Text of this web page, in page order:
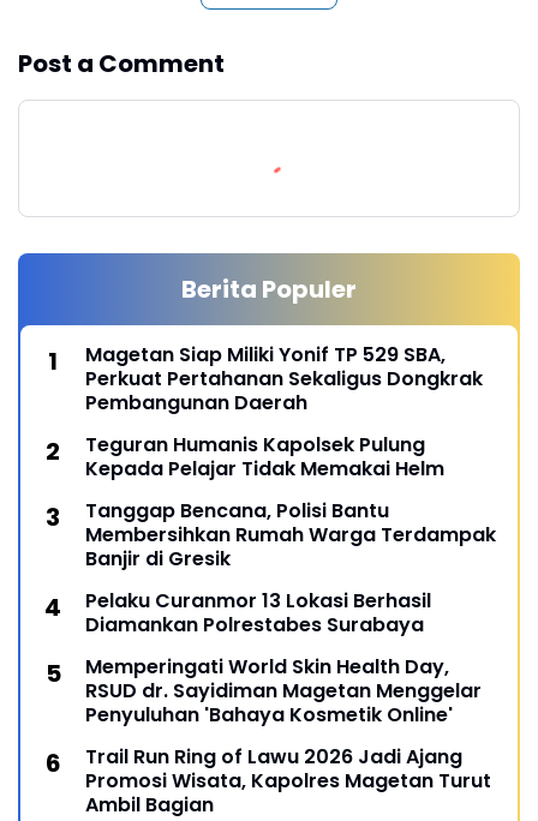
Post a Comment
Berita Populer
Magetan Siap Miliki Yonif TP 529 SBA,
Perkuat Pertahanan Sekaligus Dongkrak
Pembangunan Daerah
Teguran Humanis Kapolsek Pulung
Kepada Pelajar Tidak Memakai Helm
Tanggap Bencana, Polisi Bantu
Membersihkan Rumah Warga Terdampak
Banjir di Gresik
Pelaku Curanmor 13 Lokasi Berhasil
Diamankan Polrestabes Surabaya
Memperingati World Skin Health Day,
RSUD dr. Sayidiman Magetan Menggelar
Penyuluhan 'Bahaya Kosmetik Online'
Trail Run Ring of Lawu 2026 Jadi Ajang
Promosi Wisata, Kapolres Magetan Turut
Ambil Bagian